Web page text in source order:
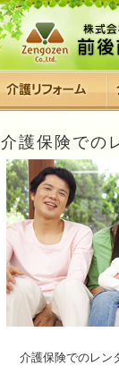
介護保険での
介護保険でのレン